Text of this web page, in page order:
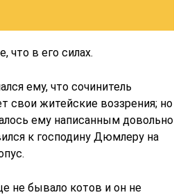
что в его силах.
ему, что сочинитель
свои житейские воззрения; но
ему написанным довольно
к господину Дюмлеру на
не бывало котов и он не